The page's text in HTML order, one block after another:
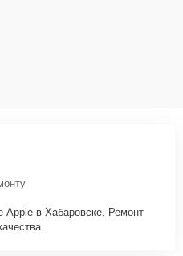
Apple в Хабаровске. Ремонт